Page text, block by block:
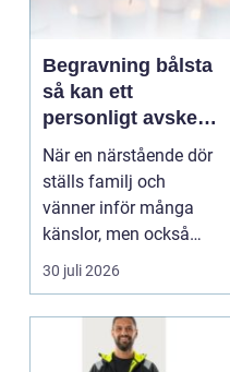
Begravning bålsta
så kan ett
personligt avsked
formas
När en närstående dör
ställs familj och
vänner inför många
känslor, men också
praktiska beslut. En b...
30 juli 2026